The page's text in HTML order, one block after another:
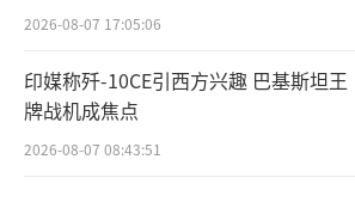
2026-08-07 17:05:06
印媒称歼-10CE引西方兴趣 巴基斯坦王
牌战机成焦点
2026-08-07 08:43:51